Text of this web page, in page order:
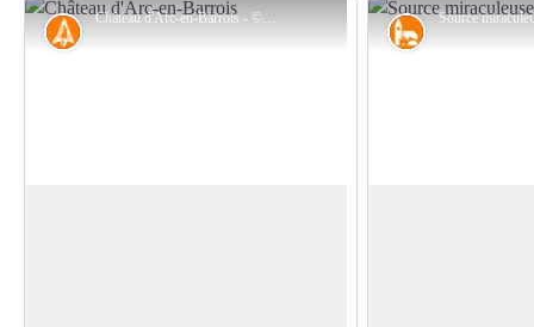
Château d'Arc-en-Barrois - © GIP CN
Histoire Petit